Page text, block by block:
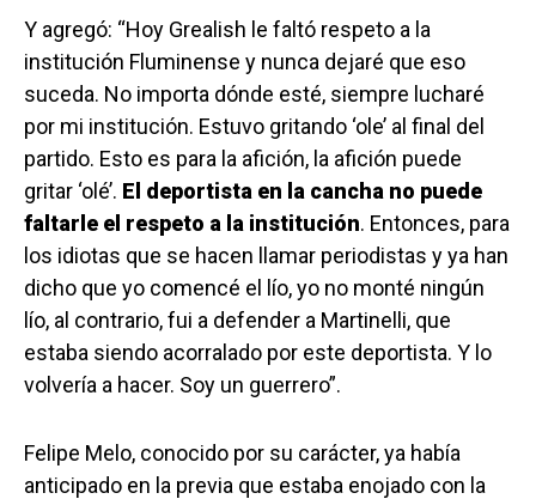
Y agregó: “Hoy Grealish le faltó respeto a la
institución Fluminense y nunca dejaré que eso
suceda. No importa dónde esté, siempre lucharé
por mi institución. Estuvo gritando ‘ole’ al final del
partido. Esto es para la afición, la afición puede
gritar ‘olé’. El deportista en la cancha no puede
faltarle el respeto a la institución. Entonces, para
los idiotas que se hacen llamar periodistas y ya han
dicho que yo comencé el lío, yo no monté ningún
lío, al contrario, fui a defender a Martinelli, que
estaba siendo acorralado por este deportista. Y lo
volvería a hacer. Soy un guerrero”.
Felipe Melo, conocido por su carácter, ya había
anticipado en la previa que estaba enojado con la